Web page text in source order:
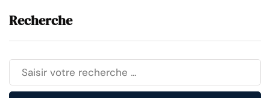
Recherche